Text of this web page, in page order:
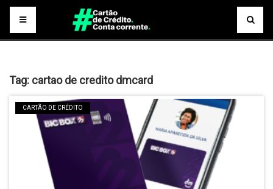
Tag: cartao de credito dmcard
CARTÃO DE CRÉDITO